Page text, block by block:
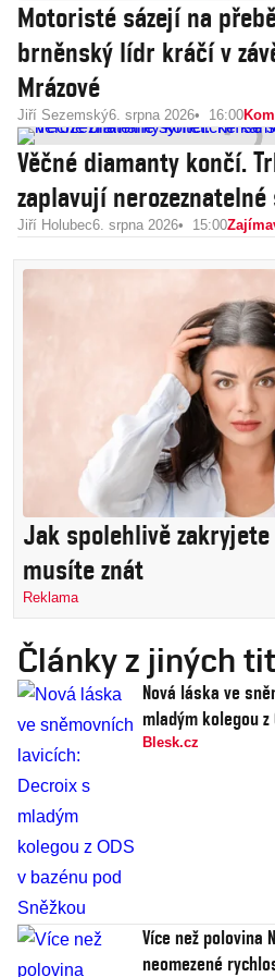
Motoristé sázejí na
brněnský lídr kráčí v
Mrázové
Jiří Sezemský6. srpna 2026 16:00
Věčné diamanty končí.
zaplavují
Jiří Holubec6. srpna 2026 15:00
Jak spolehlivě zakryjete
musíte znát
Reklama
Články z jiných
Nová láska ve
mladým kolegou z
Blesk.cz
Více než polovina
neomezené